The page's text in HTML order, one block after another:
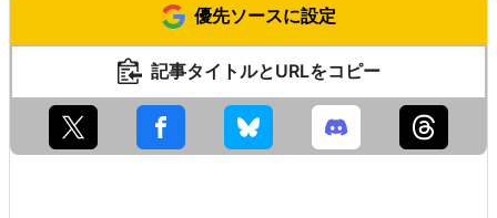
優先ソースに設定
記事タイトルとURLをコピー